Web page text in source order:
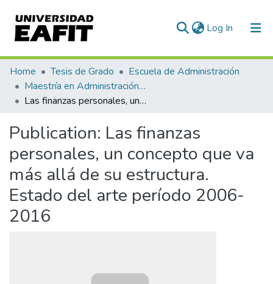
Log In (current)
Communities & Collections
All of DSpace
Home Tesis de Grado
Escuela de Administración
Maestría en Administración - MBA (tesis)
Las finanzas personales, un concepto que va más allá de su estructura. Estado del arte período 2006-2016
Publication: Las finanzas
personales, un concepto que va
más allá de su estructura.
Estado del arte período 2006-
2016